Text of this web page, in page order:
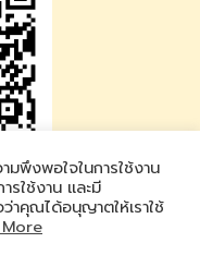
มพึงพอใจในการใช้งาน
รใช้งาน และมี
าคุณได้อนุญาตให้เราใช้